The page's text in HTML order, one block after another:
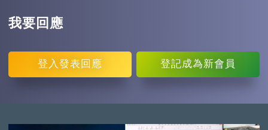
我要回應
登入 發表回應 登記成為新會員